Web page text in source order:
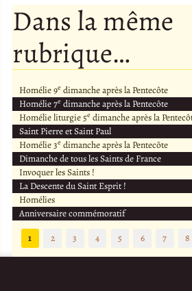
Dans la même
rubrique…
Homélie 9e dimanche après la Pentecôte
Homélie 7e dimanche après la Pentecôte
Homélie liturgie 5e dimanche après la
Saint Pierre et Saint Paul
Homélie 3e dimanche après la Pentecôte
Dimanche de tous les Saints de France
Invoquer les Saints !
La Descente du Saint Esprit !
Homélies
Anniversaire commémoratif
1
2 3 4 5 6 7 8